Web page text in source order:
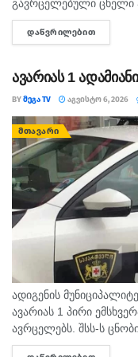
გავრცელებული ცხელი
მოსალოდნელია:
უმეტესად უნალექოდ.
ᲓᲐᲬᲕᲠᲘᲚᲔᲑᲘᲗ
ავარიას 1
BYᲛᲔᲒᲐ TV ᲐᲒᲕᲘᲡᲢᲝ 6, 2026
ᲛᲗᲐᲕᲐᲠᲘ
ადიგენის
ავარიას 1 პირი
ავრცელებს. შსს-ს
დაწყებული, რაც